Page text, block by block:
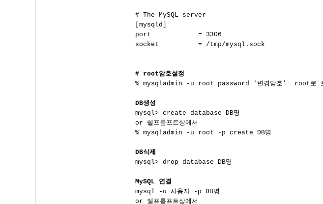
# The MySQL server
[mysqld]
port            = 3306
socket          = /tmp/mysql.sock
# root암호설정
% mysqladmin -u root password '변경암호'  root로 로
DB생성
mysql> create database DB명
or 쉘프롬프트상에서
% mysqladmin -u root -p create DB명
DB삭제
mysql> drop database DB명
MySQL 연결
mysql -u 사용자 -p DB명
or 쉘프롬프트상에서